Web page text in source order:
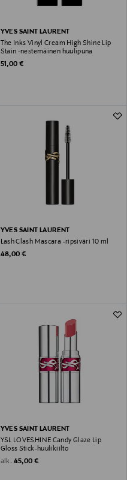
YVES SAINT LAURENT
The Inks Vinyl Cream High Shine Lip
Stain -nestemäinen huulipuna
Original Price
51,00 €
YVES SAINT LAURENT
Lash Clash Mascara -ripsiväri 10 ml
Original Price
48,00 €
YVES SAINT LAURENT
YSL LOVESHINE Candy Glaze Lip
Gloss Stick-huulikiilto
alk. Original Price
45,00 €